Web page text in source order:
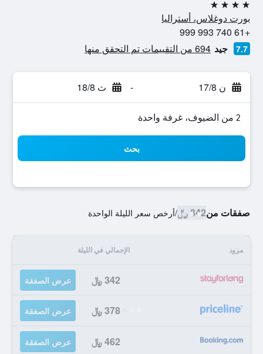
4 نجوم
بورت دوغلاس، أستراليا
+61 740 993 999
7.7 جيد 694 من التقييمات تم التحقق منها
ن 17/8 - ث 18/8
2 من الضيوف، غرفة واحدة
بحث
صفقات من342 ﷼ /أرخص سعر الليلة الواحدة
مزود الإجمالي في الليلة
342 ﷼ عرض الصفقة
378 ﷼ عرض الصفقة
462 ﷼ عرض الصفقة